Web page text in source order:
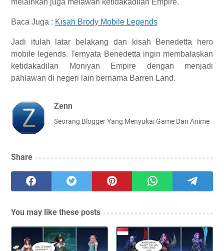
Baca Juga : Kisah Brody Mobile Legends
Jadi itulah latar belakang dan kisah Benedetta hero
mobile legends. Ternyata Benedetta ingin membalaskan
ketidakadilan Moniyan Empire dengan menjadi
pahlawan di negeri lain bernama Barren Land.
Zenn
Seorang Blogger Yang Menyukai Game Dan Anime
Share
You may like these posts